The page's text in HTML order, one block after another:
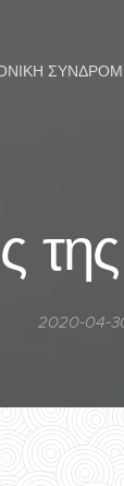
2020-04-